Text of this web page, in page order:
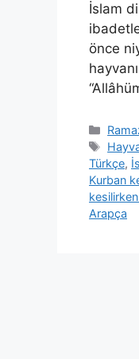
İslam
önce
Türkçe,
Kurban
kesilirken
Arapça